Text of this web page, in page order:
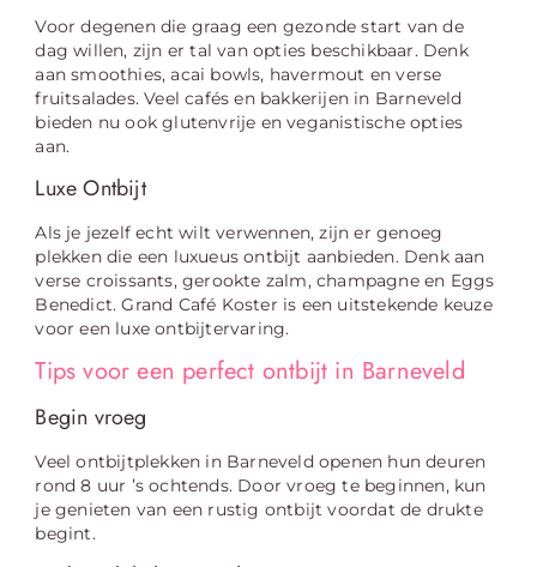
Voor degenen die graag een gezonde start van de
dag willen, zijn er tal van opties beschikbaar. Denk
aan smoothies, acai bowls, havermout en verse
fruitsalades. Veel cafés en bakkerijen in Barneveld
bieden nu ook glutenvrije en veganistische opties
aan.
Luxe Ontbijt
Als je jezelf echt wilt verwennen, zijn er genoeg
plekken die een luxueus ontbijt aanbieden. Denk aan
verse croissants, gerookte zalm, champagne en Eggs
Benedict. Grand Café Koster is een uitstekende keuze
voor een luxe ontbijtervaring.
Tips voor een perfect ontbijt in Barneveld
Begin vroeg
Veel ontbijtplekken in Barneveld openen hun deuren
rond 8 uur ’s ochtends. Door vroeg te beginnen, kun
je genieten van een rustig ontbijt voordat de drukte
begint.